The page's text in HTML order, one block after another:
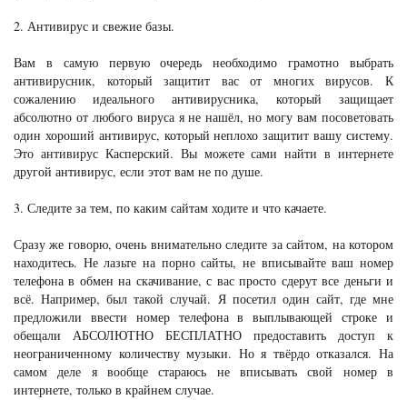
2. Антивирус и свежие базы.
Вам в самую первую очередь необходимо грамотно выбрать
антивирусник, который защитит вас от многих вирусов. К
сожалению идеального антивирусника, который защищает
абсолютно от любого вируса я не нашёл, но могу вам посоветовать
один хороший антивирус, который неплохо защитит вашу систему.
Это антивирус Касперский. Вы можете сами найти в интернете
другой антивирус, если этот вам не по душе.
3. Следите за тем, по каким сайтам ходите и что качаете.
Сразу же говорю, очень внимательно следите за сайтом, на котором
находитесь. Не лазьте на порно сайты, не вписывайте ваш номер
телефона в обмен на скачивание, с вас просто сдерут все деньги и
всё. Например, был такой случай. Я посетил один сайт, где мне
предложили ввести номер телефона в выплывающей строке и
обещали АБСОЛЮТНО БЕСПЛАТНО предоставить доступ к
неограниченному количеству музыки. Но я твёрдо отказался. На
самом деле я вообще стараюсь не вписывать свой номер в
интернете, только в крайнем случае.